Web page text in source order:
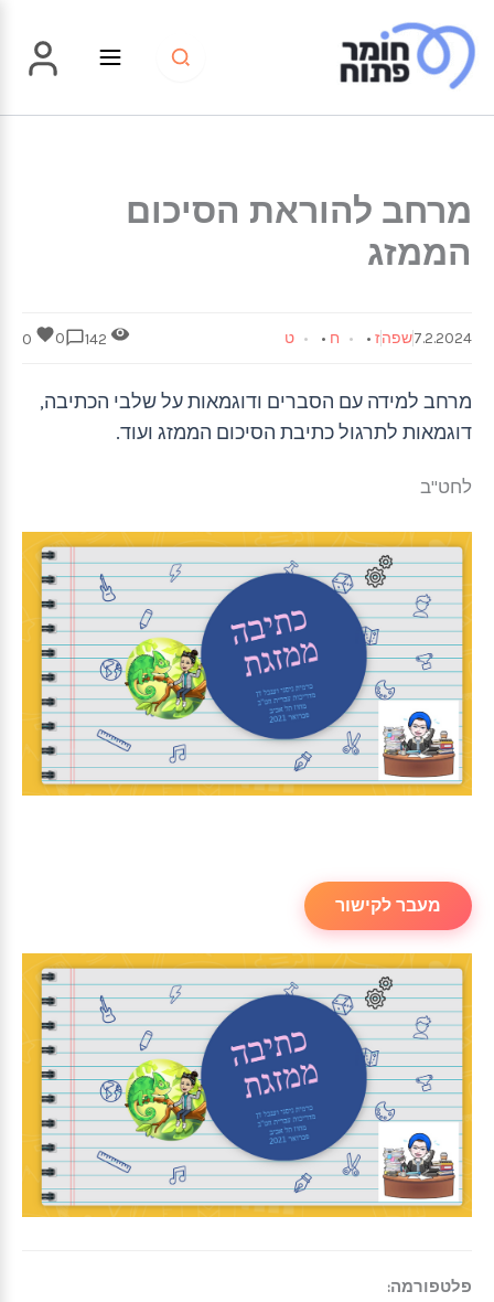
לתוכן
מרחב להוראת הסיכום
הממזג
7.2.2024שפהז • ח • ט 0
מרחב למידה עם הסברים ודוגמאות על שלבי הכתיבה,
דוגמאות לתרגול כתיבת הסיכום הממזג ועוד.
לחט"ב
מעבר לקישור
פלטפורמה: